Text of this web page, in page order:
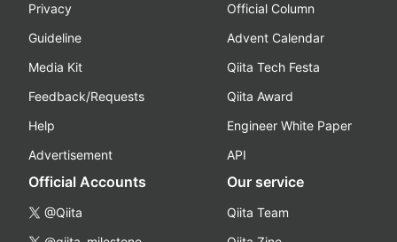
Privacy
Guideline
Media Kit
Feedback/Requests
Help
Advertisement
Official Column
Advent Calendar
Qiita Tech Festa
Qiita Award
Engineer White Paper
API
Official Accounts
@Qiita
Our service
Qiita Team